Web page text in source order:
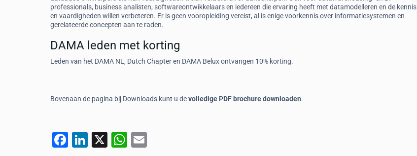
professionals, business analisten, softwareontwikkelaars en iedereen die ervaring heeft met datamodelleren en de kennis
en vaardigheden willen verbeteren. Er is geen vooropleiding vereist, al is enige voorkennis over informatiesystemen en
gerelateerde concepten aan te raden.
DAMA leden met korting
Leden van het DAMA NL, Dutch Chapter en DAMA Belux ontvangen 10% korting.
Bovenaan de pagina bij Downloads kunt u devolledige PDF brochure downloaden.
F
Li
X
W